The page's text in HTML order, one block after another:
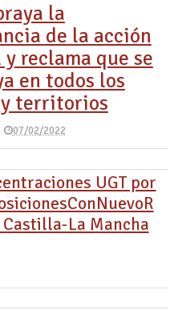
la
de la acción
reclama que se
en todos los
territorios
07/02/2022
UGT por
Castilla-La Mancha